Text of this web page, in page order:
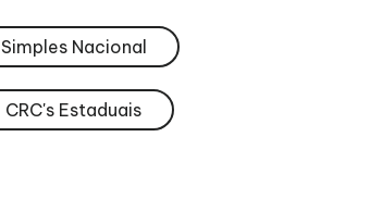
Simples Nacional
CRC's Estaduais